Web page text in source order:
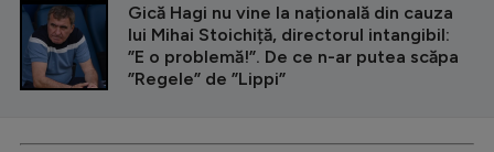
Gică Hagi nu vine la națională din cauza
lui Mihai Stoichiță, directorul intangibil:
”E o problemă!”. De ce n-ar putea scăpa
”Regele” de ”Lippi”